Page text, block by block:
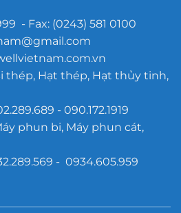
- Fax: (0243) 581 0100
thép, Hạt thép, Hạt thủy tinh,
- 090.172.1919
phun bi, Máy phun cát,
- 0934.605.959